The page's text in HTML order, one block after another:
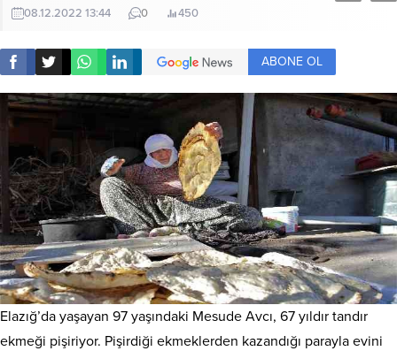
08.12.2022 13:44 0 450
ABONE OL
Elazığ’da yaşayan 97 yaşındaki Mesude Avcı, 67 yıldır tandır
ekmeği pişiriyor. Pişirdiği ekmeklerden kazandığı parayla evini